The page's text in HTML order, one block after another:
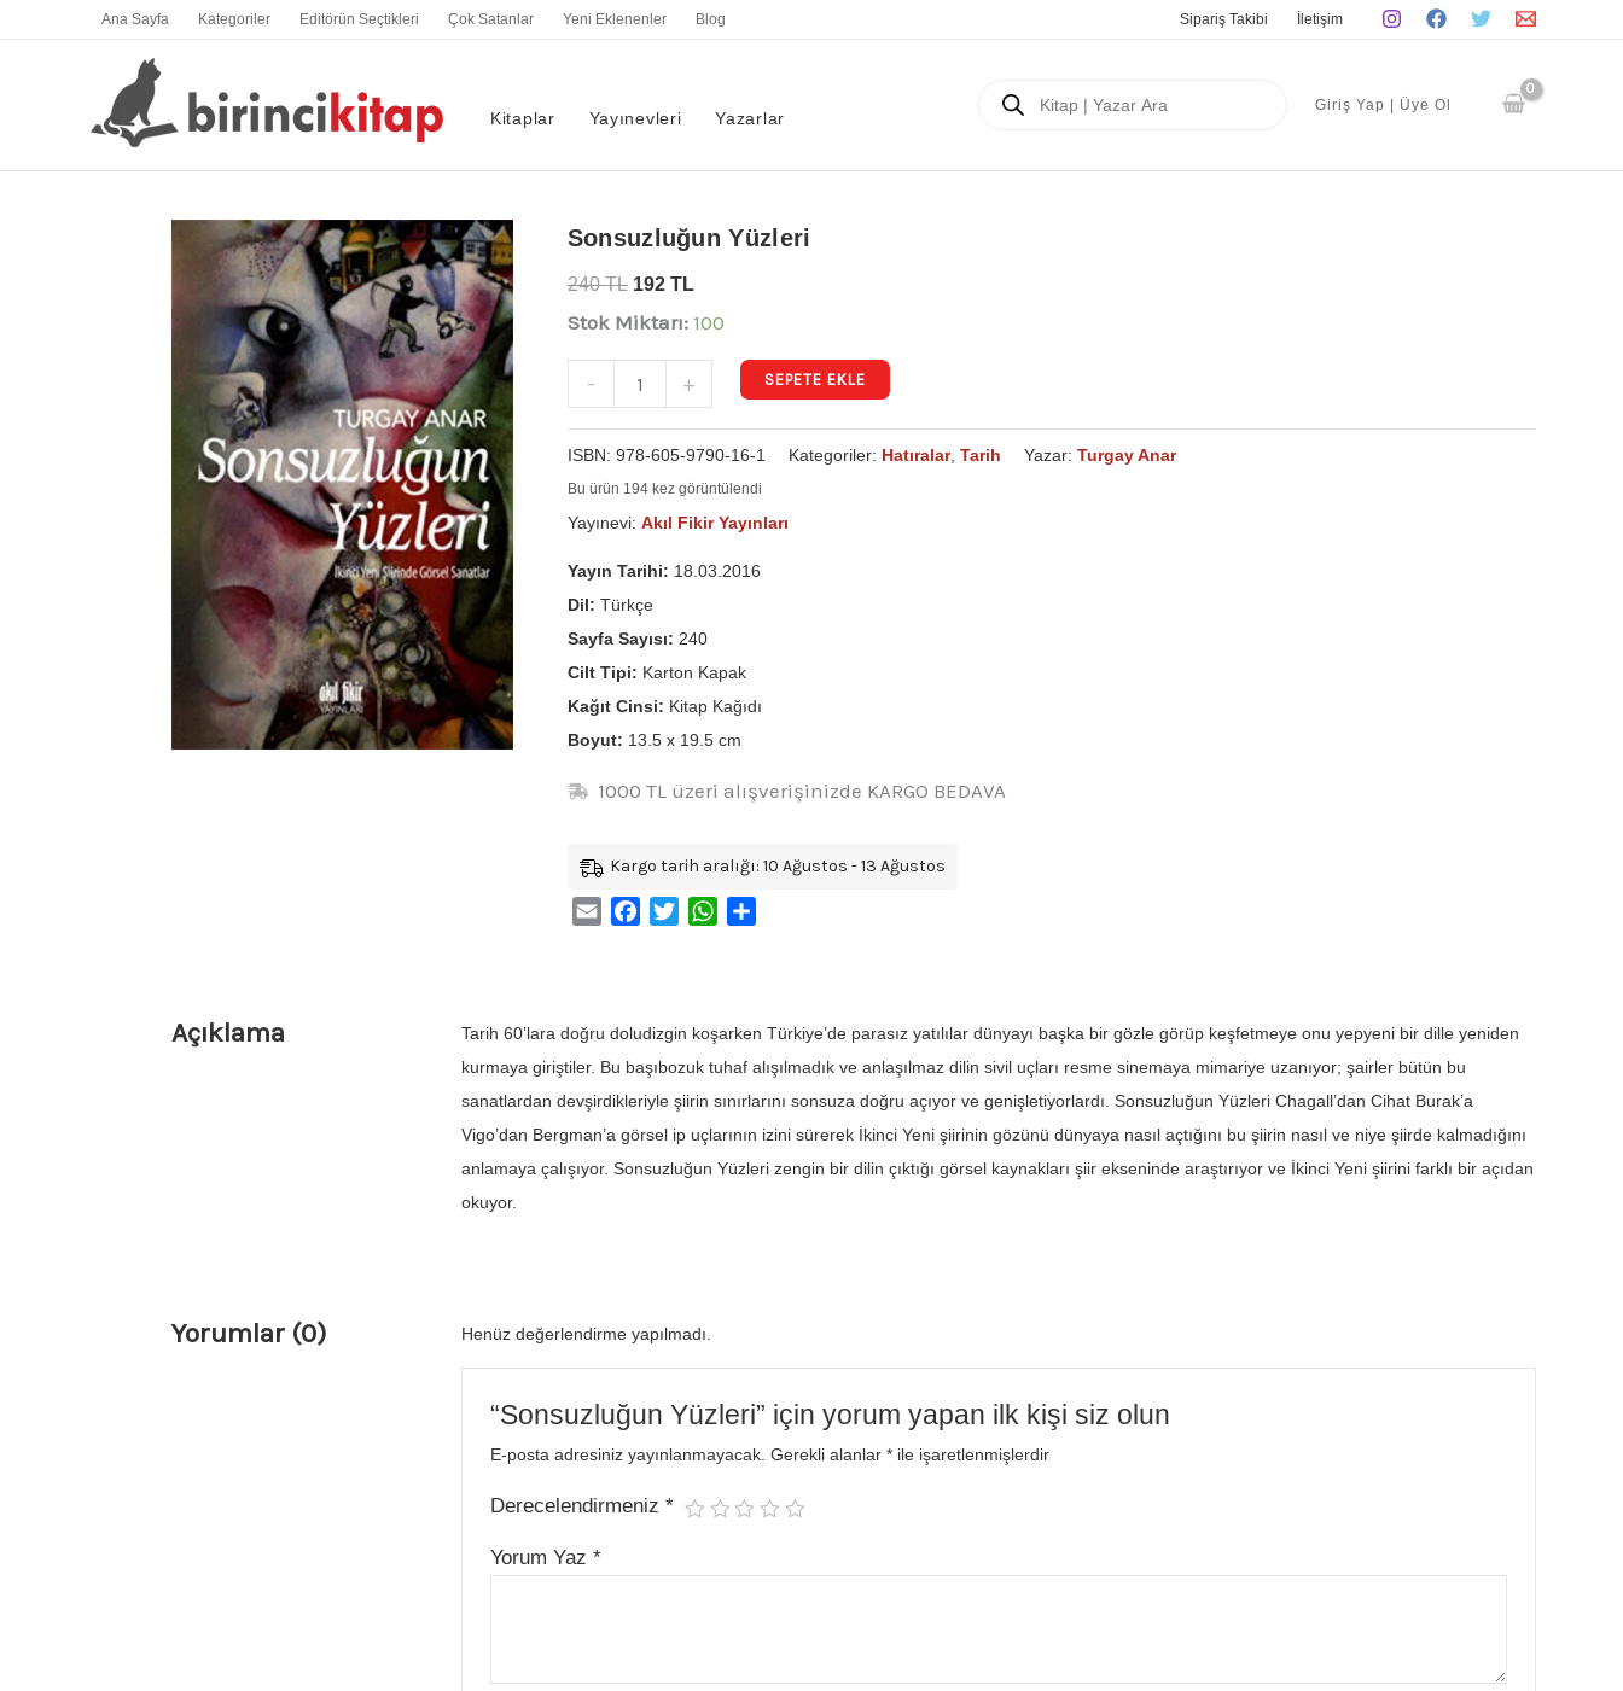
Ana Sayfa Kategoriler Editörün Seçtikleri Çok Satanlar Yeni Eklenenler Blog Sipariş Takibi İletişim
Kitaplar Yayınevleri Yazarlar
search
Giriş Yap | Üye Ol
Sonsuzluğun Yüzleri
240TL 192 TL
Stok Miktarı: 100
-
Sonsuzluğun
+ SEPETE EKLE
ISBN: 978-605-9790-16-1 Kategoriler: Hatıralar, Tarih Yazar: Turgay Anar
Bu ürün 194 kez görüntülendi
Yayınevi: Akıl Fikir Yayınları
Yayın Tarihi: 18.03.2016
Dil: Türkçe
Sayfa Sayısı: 240
Cilt Tipi: Karton Kapak
Kağıt Cinsi: Kitap Kağıdı
Boyut: 13.5 x 19.5 cm
1000 TL üzeri alışverişinizde KARGO BEDAVA
Kargo tarih aralığı: 10 Ağustos - 13 Ağustos
Email FacebookTwitterWhatsApp
Açıklama
Tarih 60’lara doğru doludizgin koşarken Türkiye’de parasız yatılılar dünyayı başka bir gözle görüp keşfetmeye onu yepyeni bir dille yeniden
kurmaya giriştiler. Bu başıbozuk tuhaf alışılmadık ve anlaşılmaz dilin sivil uçları resme sinemaya mimariye uzanıyor; şairler bütün bu
sanatlardan devşirdikleriyle şiirin sınırlarını sonsuza doğru açıyor ve genişletiyorlardı. Sonsuzluğun Yüzleri Chagall’dan Cihat Burak’a
Vigo’dan Bergman’a görsel ip uçlarının izini sürerek İkinci Yeni şiirinin gözünü dünyaya nasıl açtığını bu şiirin nasıl ve niye şiirde kalmadığını
anlamaya çalışıyor. Sonsuzluğun Yüzleri zengin bir dilin çıktığı görsel kaynakları şiir ekseninde araştırıyor ve İkinci Yeni şiirini farklı bir açıdan
okuyor.
Yorumlar (0) Henüz değerlendirme yapılmadı.
“Sonsuzluğun Yüzleri” için yorum yapan ilk kişi siz olun
E-posta adresiniz yayınlanmayacak. Gerekli alanlar* ile işaretlenmişlerdir
Derecelendirmeniz*
Yorum Yaz*